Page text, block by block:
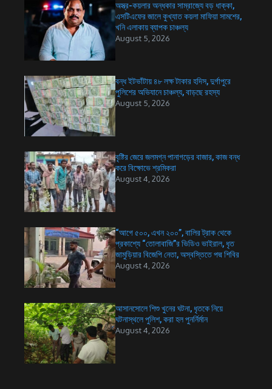
অস্ত্র-কয়লার অন্ধকার সাম্রাজ্যে বড় ধাক্কা,
এসটিএফের জালে কুখ্যাত কয়লা মাফিয়া সামশের,
খনি এলাকায় ব্যাপক চাঞ্চল্য
August 5, 2026
বন্ধ ইটভাঁটায় ৪৮ লক্ষ টাকার হদিস, দুর্গাপুরে
পুলিশের অভিযানে চাঞ্চল্য, বাড়ছে রহস্য
August 5, 2026
বৃষ্টির জেরে জলমগ্ন পানাগড়ের বাজার, কাজ বন্ধ
করে বিক্ষোভে শ্রমিকরা
August 4, 2026
“আগে ৫০০, এখন ২০০”, বালির ট্রাক থেকে
প্রকাশ্যে “তোলাবাজি”র ভিডিও ভাইরাল, ধৃত
জামুড়িয়ার বিজেপি নেতা, অস্বস্তিতে পদ্ম শিবির
August 4, 2026
আসানসোলে শিশু খুনের ঘটনা, ধৃতকে নিয়ে
ঘটনাস্থলে পুলিশ, করা হল পুনর্নির্মান
August 4, 2026